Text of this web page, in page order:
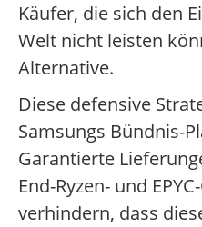
Käufer, die sich den
Welt nicht leisten
Alternative.
Diese defensive
Samsungs Bündnis-
Garantierte
End-Ryzen- und
verhindern, dass